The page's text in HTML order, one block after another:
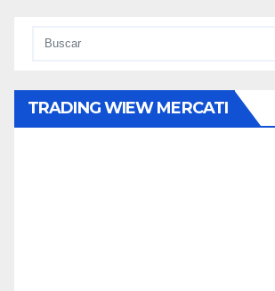
TRADING WIEW MERCATI